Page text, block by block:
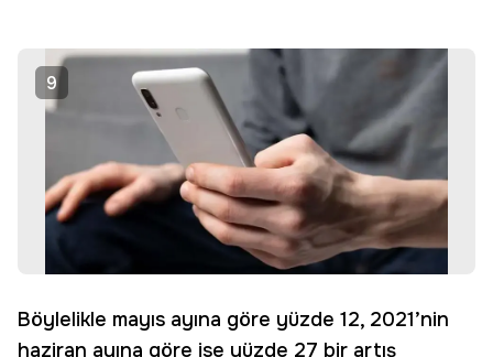
9
Böylelikle mayıs ayına göre yüzde 12, 2021’nin
haziran ayına göre ise yüzde 27 bir artış